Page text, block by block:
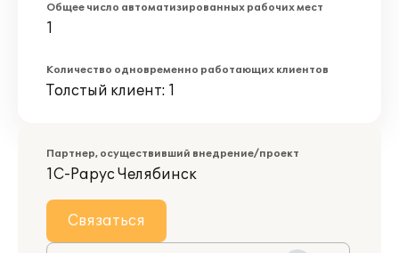
Общее число автоматизированных рабочих мест
1
Количество одновременно работающих клиентов
Толстый клиент: 1
Партнер, осуществивший внедрение/проект
1С-Рарус Челябинск
Связаться